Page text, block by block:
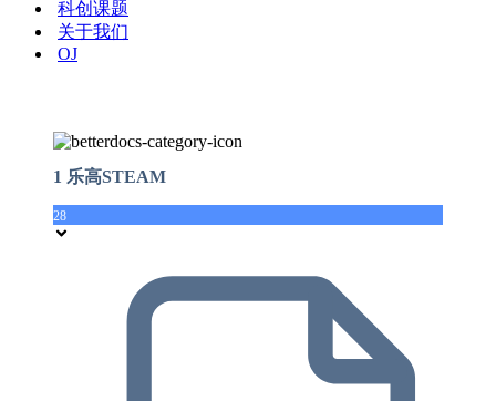
科创课题
关于我们
OJ
1 乐高STEAM
28